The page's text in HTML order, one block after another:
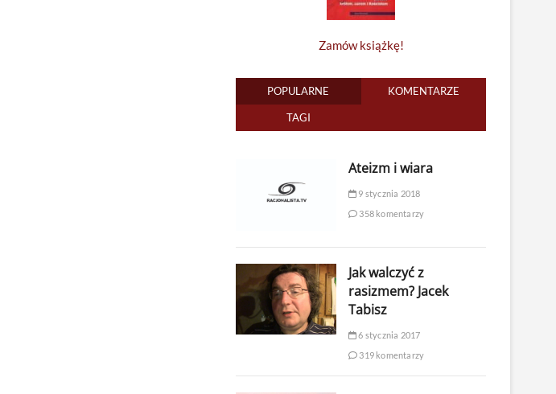
Zamów książkę!
POPULARNE KOMENTARZE
TAGI
Ateizm i wiara
9 stycznia 2018
358 komentarzy
Jak walczyć z
rasizmem? Jacek
Tabisz
6 stycznia 2017
319 komentarzy